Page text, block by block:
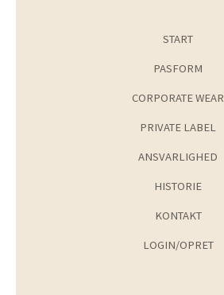
START
PASFORM
CORPORATE WEAR
PRIVATE LABEL
ANSVARLIGHED
HISTORIE
KONTAKT
LOGIN/OPRET